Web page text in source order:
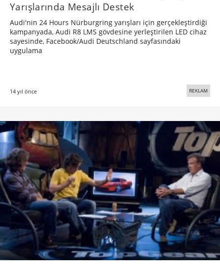
Yarışlarında Mesajlı Destek
Audi'nin 24 Hours Nürburgring yarışları için gerçekleştirdiği
kampanyada, Audi R8 LMS gövdesine yerleştirilen LED cihaz
sayesinde, Facebook/Audi Deutschland sayfasındaki
uygulama
14 yıl önce REKLAM